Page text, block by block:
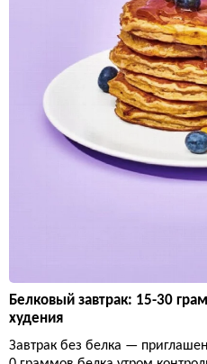
Белковый завтрак: 15-30
худения
Завтрак без белка —